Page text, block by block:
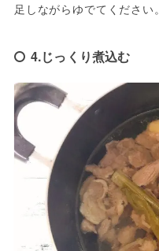
足しながらゆでてください。
4.じっくり煮込む